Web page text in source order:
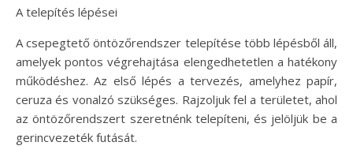
A telepítés lépései
A csepegtető öntözőrendszer telepítése több lépésből áll,
amelyek pontos végrehajtása elengedhetetlen a hatékony
működéshez. Az első lépés a tervezés, amelyhez papír,
ceruza és vonalzó szükséges. Rajzoljuk fel a területet, ahol
az öntözőrendszert szeretnénk telepíteni, és jelöljük be a
gerincvezeték futását.